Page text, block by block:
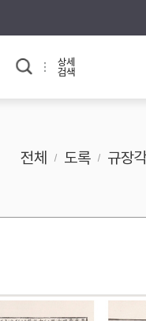
교과 연동 자
상세
검색
전체 도록 규장